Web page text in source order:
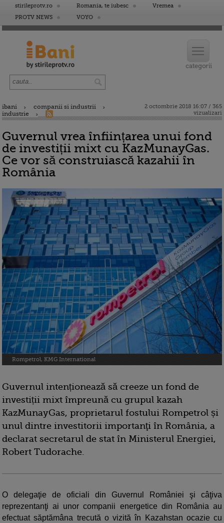
stirileprotv.ro Romania, te iubesc
Vremea
PROTV NEWS
VOYO
ibani
companii si industrii
industrie
2 octombrie 2018 16:07 / 365
vizualizari
Guvernul vrea înființarea unui fond
de investiții mixt cu KazMunayGas.
Ce vor să construiască kazahii în
România
Rompetrol, KMG International
Guvernul intenționează să creeze un fond de
investiții mixt împreună cu grupul kazah
KazMunayGas, proprietarul fostului Rompetrol și
unul dintre investitorii importanţi în România, a
declarat secretarul de stat în Ministerul Energiei,
Robert Tudorache.
O delegaţie de oficiali din Guvernul României şi câţiva
reprezentanţi ai unor companii energetice din România au
efectuat săptămâna trecută o vizită în Kazahstan ocazie cu